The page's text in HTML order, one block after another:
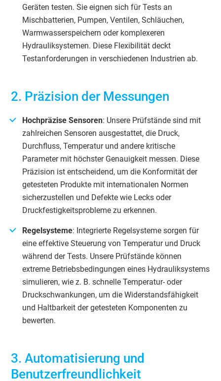
Geräten testen. Sie eignen sich für Tests an
Mischbatterien, Pumpen, Ventilen, Schläuchen,
Warmwasserspeichern oder komplexeren
Hydrauliksystemen. Diese Flexibilität deckt
Testanforderungen in verschiedenen Industrien ab.
2. Präzision der Messungen
Hochpräzise Sensoren: Unsere Prüfstände sind mit
zahlreichen Sensoren ausgestattet, die Druck,
Durchfluss, Temperatur und andere kritische
Parameter mit höchster Genauigkeit messen. Diese
Präzision ist entscheidend, um die Konformität der
getesteten Produkte mit internationalen Normen
sicherzustellen und Defekte wie Lecks oder
Druckfestigkeitsprobleme zu erkennen.
Regelsysteme: Integrierte Regelsysteme sorgen für
eine effektive Steuerung von Temperatur und Druck
während der Tests. Unsere Prüfstände können
extreme Betriebsbedingungen eines Hydrauliksystems
simulieren, wie z. B. schnelle Temperatur- oder
Druckschwankungen, um die Widerstandsfähigkeit
und Haltbarkeit der getesteten Komponenten zu
bewerten.
3. Automatisierung und
Benutzerfreundlichkeit